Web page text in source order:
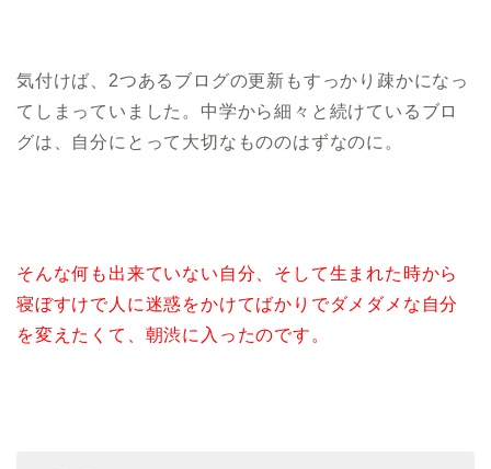
気付けば、2つあるブログの更新もすっかり疎かになっ
てしまっていました。中学から細々と続けているブロ
グは、自分にとって大切なもののはずなのに。
そんな何も出来ていない自分、そして生まれた時から
寝ぼすけで人に迷惑をかけてばかりでダメダメな自分
を変えたくて、朝渋に入ったのです。